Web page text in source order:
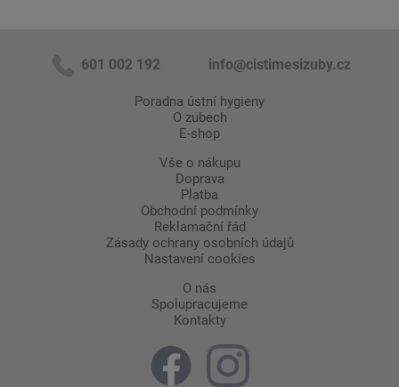
601 002 192 info@cistimesizuby.cz
Poradna ústní hygieny
O zubech
E-shop
Vše o nákupu
Doprava
Platba
Obchodní podmínky
Reklamační řád
Zásady ochrany osobních údajů
Nastavení cookies
O nás
Spolupracujeme
Kontakty